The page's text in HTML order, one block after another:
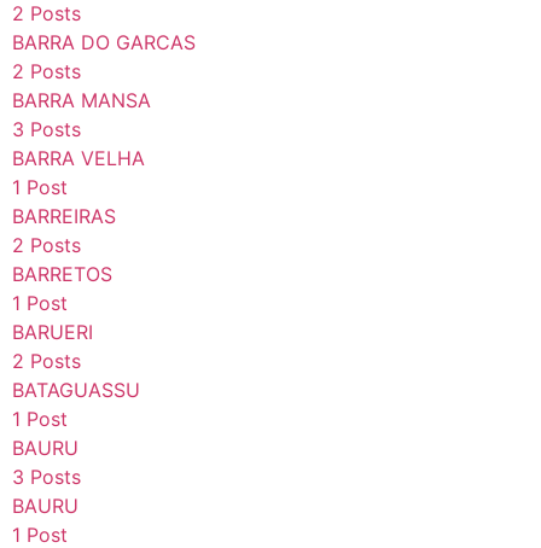
2 Posts
BARRA DO GARCAS
2 Posts
BARRA MANSA
3 Posts
BARRA VELHA
1 Post
BARREIRAS
2 Posts
BARRETOS
1 Post
BARUERI
2 Posts
BATAGUASSU
1 Post
BAURU
3 Posts
BAURU
1 Post